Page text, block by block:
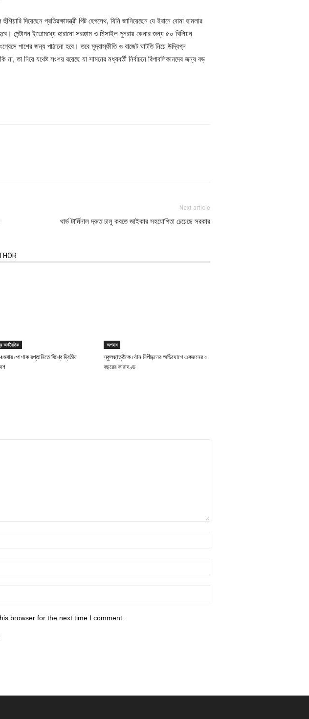
দিয়েছেন প্রতিরক্ষামন্ত্রী পিট হেগসেথ, যিনি জানিয়েছেন যে ইরানে বোমা হামলার
পেন্টাগন ইতোমধ্যে হারানো সরঞ্জাম ও মিসাইল পুনরায় কেনার জন্য ৫০ বিলিয়ন
পাশের জন্য পাঠানো হবে। তবে মুদ্রাস্ফীতি ও বাজেট ঘাটতি নিয়ে উদ্বিগ্ন
তা নিয়ে যথেষ্ট সংশয় রয়েছে যা সামনের মধ্যবর্তী নির্বাচনে রিপাবলিকানদের জন্য বড়
Next article
থার্ড টার্মিনাল দ্রুত চালু করতে জাইকার সহযোগিতা চেয়েছে সরকার
অর্থনৈতিক
পোশাক রপ্তানিতে বিশ্বে দ্বিতীয়
অপরাধ
স্কুলছাত্রীকে যৌন নিপীড়নের অভিযোগে একজনের ৫
বছরের কারাদণ্ড
browser for the next time I comment.